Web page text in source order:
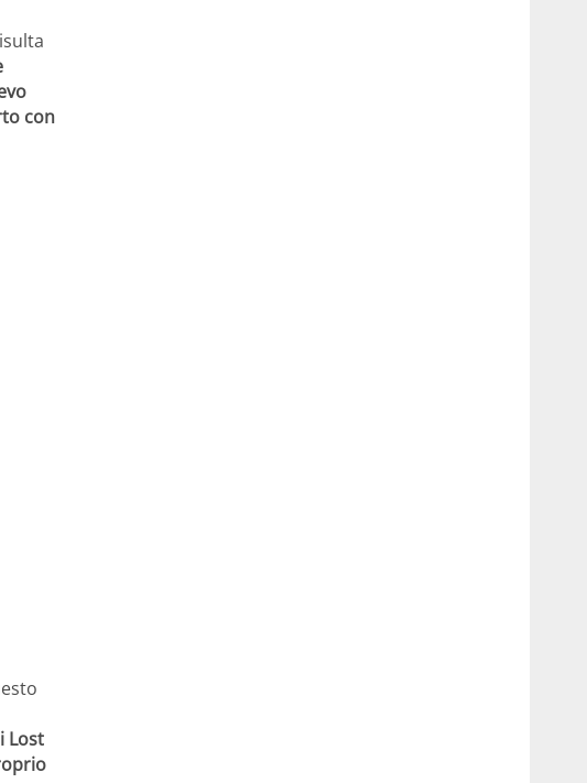
con
Lost